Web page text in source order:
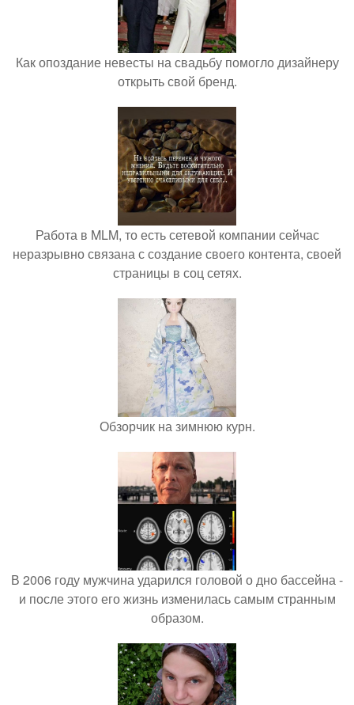
Как опоздание невесты на свадьбу помогло дизайнеру
открыть свой бренд.
Работа в MLM, то есть сетевой компании сейчас
неразрывно связана с создание своего контента, своей
страницы в соц сетях.
Обзорчик на зимнюю курн.
В 2006 году мужчина ударился головой о дно бассейна -
и после этого его жизнь изменилась самым странным
образом.